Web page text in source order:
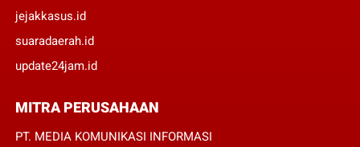
jejakkasus.id
suaradaerah.id
update24jam.id
MITRA PERUSAHAAN
PT. MEDIA KOMUNIKASI INFORMASI